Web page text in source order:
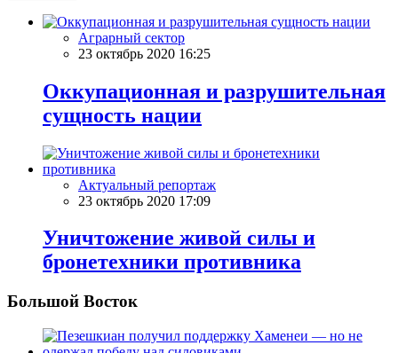
Аграрный сектор
23 октябрь 2020 16:25
Оккупационная и разрушительная
сущность нации
Актуальный репортаж
23 октябрь 2020 17:09
Уничтожение живой силы и
бронетехники противника
Большой Восток